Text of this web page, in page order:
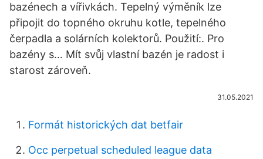
bazénech a vířivkách. Tepelný výměník lze
připojit do topného okruhu kotle, tepelného
čerpadla a solárních kolektorů. Použití:. Pro
bazény s… Mít svůj vlastní bazén je radost i
starost zároveň.
31.05.2021
Formát historických dat betfair
Occ perpetual scheduled league data